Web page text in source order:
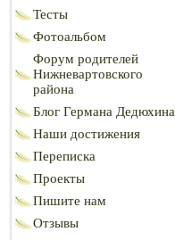
Тесты
Фотоальбом
Форум родителей
Нижневартовского
района
Блог Германа Дедюхина
Наши достижения
Переписка
Проекты
Пишите нам
Отзывы